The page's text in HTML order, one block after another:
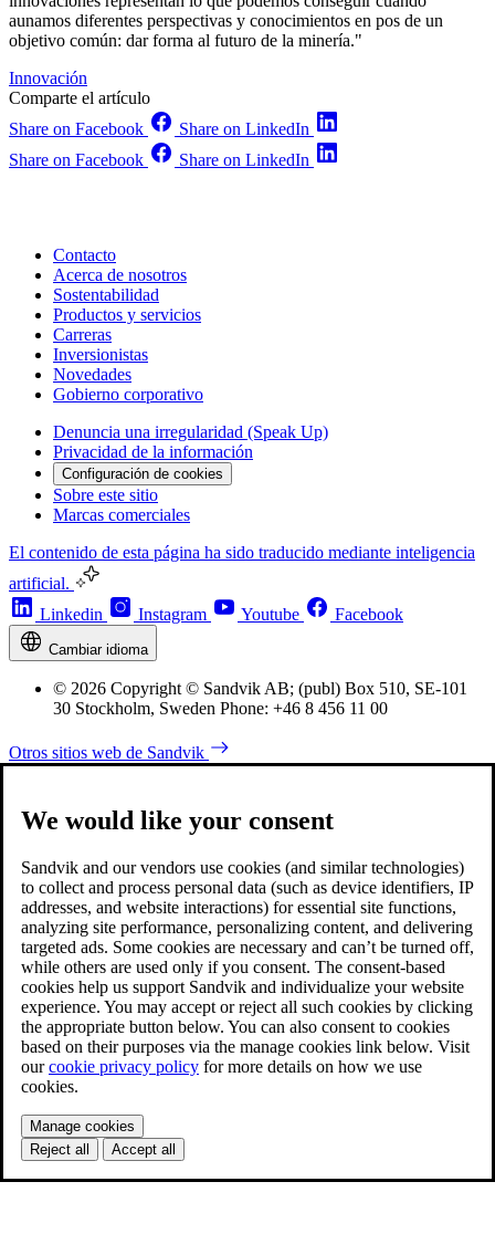
aunamos diferentes perspectivas y conocimientos en pos de un
objetivo común: dar forma al futuro de la minería."
Innovación
Comparte el artículo
Share on Facebook
Share on LinkedIn
Share on Facebook
Share on LinkedIn
Contacto
Acerca de nosotros
Sostentabilidad
Productos y servicios
Carreras
Inversionistas
Novedades
Gobierno corporativo
Denuncia una irregularidad (Speak Up)
Privacidad de la información
Configuración de cookies
Sobre este sitio
Marcas comerciales
El contenido de esta página ha sido traducido mediante inteligencia
artificial.
Linkedin
Instagram Youtube Facebook
Cambiar idioma
© 2026 Copyright © Sandvik AB; (publ) Box 510, SE-101
30 Stockholm, Sweden Phone: +46 8 456 11 00
Otros sitios web de Sandvik
We would like your consent
Sandvik and our vendors use cookies (and similar technologies)
to collect and process personal data (such as device identifiers, IP
addresses, and website interactions) for essential site functions,
analyzing site performance, personalizing content, and delivering
targeted ads. Some cookies are necessary and can’t be turned off,
while others are used only if you consent. The consent-based
cookies help us support Sandvik and individualize your website
experience. You may accept or reject all such cookies by clicking
the appropriate button below. You can also consent to cookies
based on their purposes via the manage cookies link below. Visit
ourcookie privacy policy for more details on how we use
cookies.
Manage cookies
Reject all
Accept all